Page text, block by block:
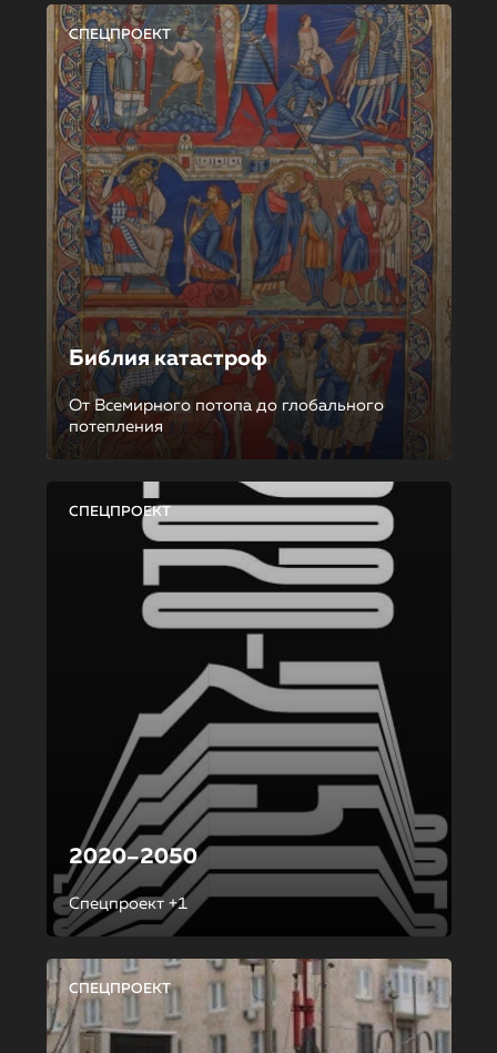
СПЕЦПРОЕКТ
Библия катастроф
От Всемирного потопа до глобального
потепления
СПЕЦПРОЕКТ
2020–2050
Спецпроект +1
СПЕЦПРОЕКТ